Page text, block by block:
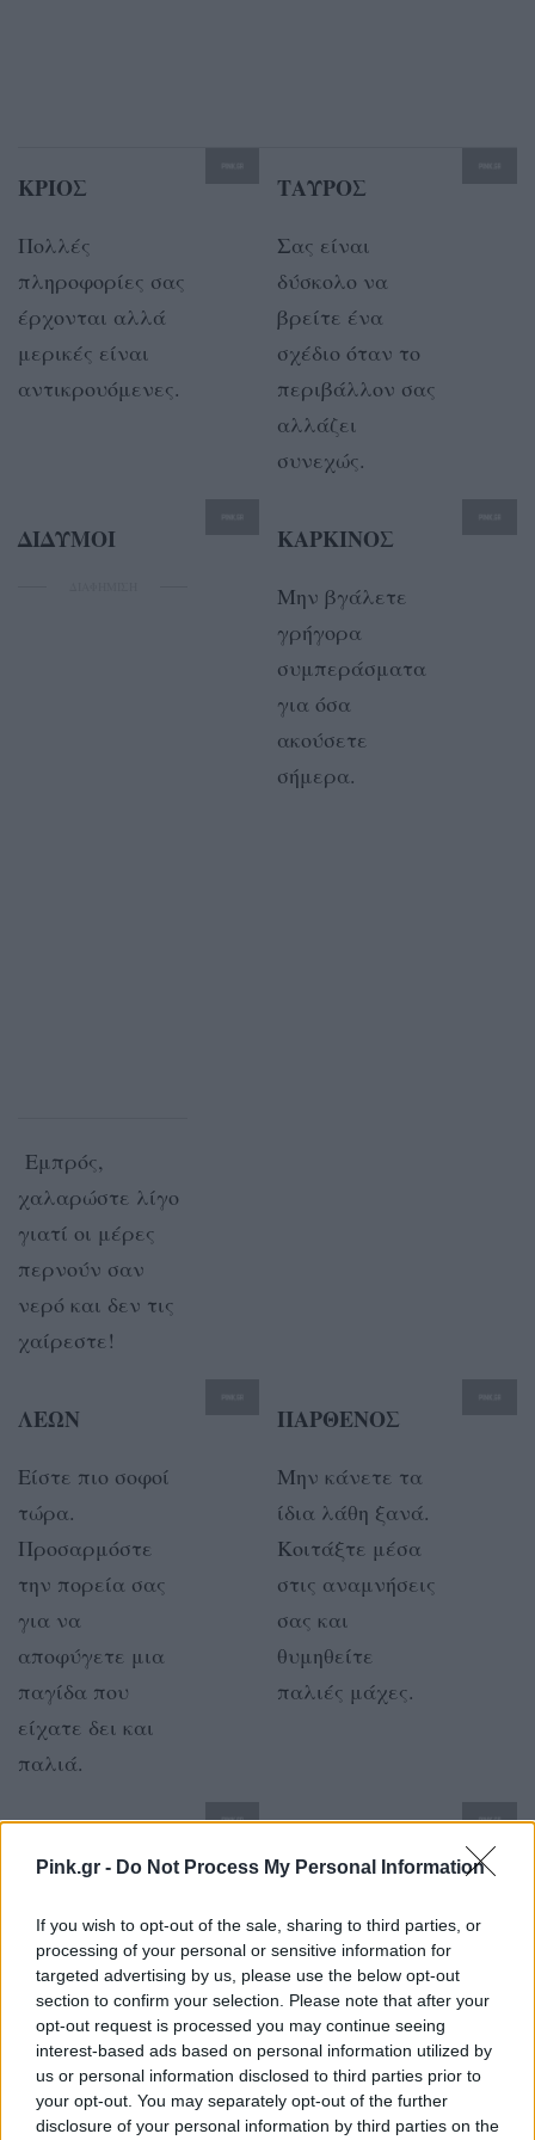
Pink.gr - Do Not Process My Personal Information
If you wish to opt-out of the sale, sharing to third parties, or
processing of your personal or sensitive information for
targeted advertising by us, please use the below opt-out
section to confirm your selection. Please note that after your
opt-out request is processed you may continue seeing
interest-based ads based on personal information utilized by
us or personal information disclosed to third parties prior to
your opt-out. You may separately opt-out of the further
disclosure of your personal information by third parties on the
ΚΡΙΟΣ
Πολλές
πληροφορίες σας
έρχονται αλλά
μερικές είναι
αντικρουόμενες.
ΤΑΥΡΟΣ
Σας είναι
δύσκολο να
βρείτε ένα
σχέδιο όταν το
περιβάλλον σας
αλλάζει
συνεχώς.
ΔΙΔΥΜΟΙ
Εμπρός,
χαλαρώστε λίγο
γιατί οι μέρες
περνούν σαν
νερό και δεν τις
χαίρεστε!
ΚΑΡΚΙΝΟΣ
Μην βγάλετε
γρήγορα
συμπεράσματα
για όσα
ακούσετε
σήμερα.
ΛΕΩΝ
Είστε πιο σοφοί
τώρα.
Προσαρμόστε
την πορεία σας
για να
αποφύγετε μια
παγίδα που
είχατε δει και
παλιά.
ΠΑΡΘΕΝΟΣ
Μην κάνετε τα
ίδια λάθη ξανά.
Κοιτάξτε μέσα
στις αναμνήσεις
σας και
θυμηθείτε
παλιές μάχες.
σχεδιάζετε ή να
παρευρεθείτε σε
μια σπουδαία
εκδήλωση που θα
είστε το
επίκεντρο. Ίσως
ήρεμοι,
συγκεντρωμένοι
και
αποτελεσματικοί
στην δουλειά
σας αν δεν